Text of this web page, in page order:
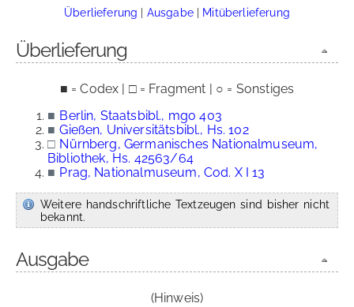
Überlieferung | Ausgabe| Mitüberlieferung
Überlieferung
■ = Codex | □ = Fragment | ○ = Sonstiges
■ Berlin, Staatsbibl., mgo 403
■ Gießen, Universitätsbibl., Hs. 102
□ Nürnberg, Germanisches Nationalmuseum,
Bibliothek, Hs. 42563/64
■ Prag, Nationalmuseum, Cod. X I 13
Weitere handschriftliche Textzeugen sind bisher nicht
bekannt.
Ausgabe
(Hinweis)